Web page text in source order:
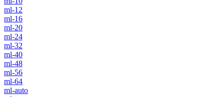
ml-12
ml-16
ml-20
ml-24
ml-32
ml-40
ml-48
ml-56
ml-64
ml-auto